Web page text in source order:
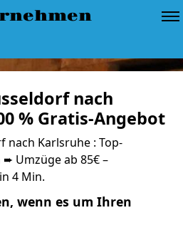
nach
% Gratis-Angebot
nach Karlsruhe : Top-
Umzüge ab 85€ –
4 Min.
wenn es um Ihren